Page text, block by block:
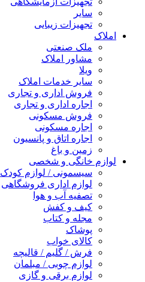
سایر
تجهیزات زیبایی
املاک
ملک صنعتی
مشاور املاک
ویلا
سایر خدمات املاک
فروش اداری و تجاری
اجاره اداری و تجاری
فروش مسکونی
اجاره مسکونی
اجاره اتاق و پانسیون
زمین و باغ
لوازم خانگی و شخصی
سیسمونی / لوازم کودک
لوازم اداری فروشگاهی
تصفیه آب و هوا
کیف و کفش
مجله و کتاب
پوشاک
کالای خواب
فرش / گلیم / قالیچه
لوازم چوبی / مبلمان
لوازم برقی و گازی